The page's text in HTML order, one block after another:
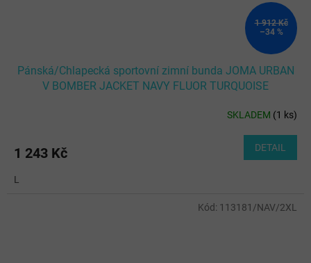
1 912 Kč
–34 %
Pánská/Chlapecká sportovní zimní bunda JOMA URBAN
V BOMBER JACKET NAVY FLUOR TURQUOISE
SKLADEM (1 ks)
1 243 Kč DETAIL
L
Kód: 113181/NAV/2XL